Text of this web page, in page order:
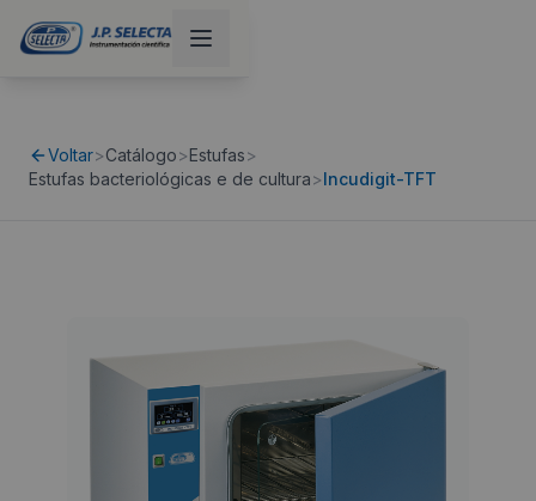
Voltar>Catálogo>Estufas>
Estufas bacteriológicas e de cultura>Incudigit-TFT